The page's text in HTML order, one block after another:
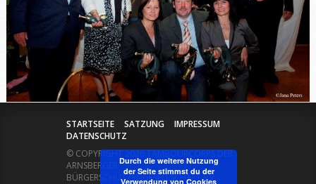
STARTSEITE SATZUNG
IMPRESSUM
DATENSCHUTZ
© COPYRIGHT 2026 TAMBOURCORPS DER
ARNSBERGER
BÜRGERSCHÜTZENGESELLSCHAFT E.V.
Durch die weitere Nutzung
der Seite stimmst du der
Verwendung von Cookies